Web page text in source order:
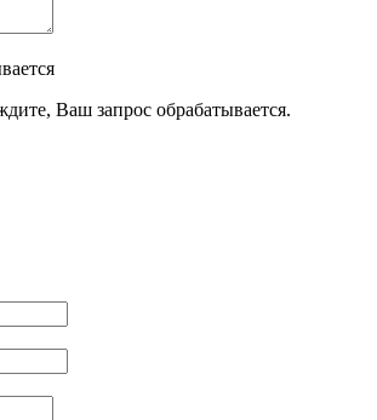
Ваш запрос обрабатывается.